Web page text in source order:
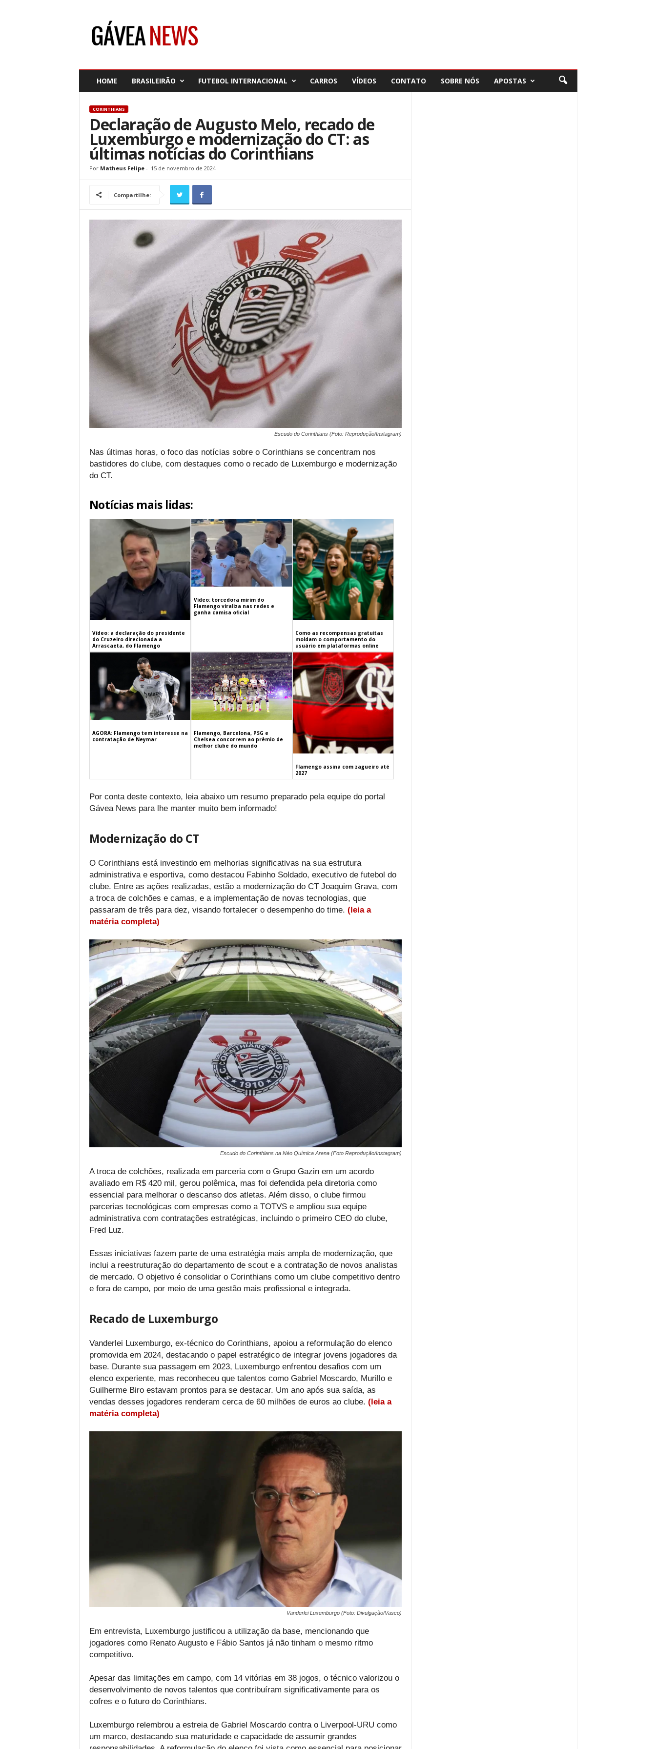
HOME BRASILEIRÃO FUTEBOL INTERNACIONAL CARROS VÍDEOS CONTATO SOBRE NÓS APOSTAS
CORINTHIANS
Declaração de Augusto Melo, recado de
Luxemburgo e modernização do CT: as
últimas notícias do Corinthians
Por Matheus Felipe- 15 de novembro de 2024
Compartilhe:
Escudo do Corinthians (Foto: Reprodução/Instagram)
Nas últimas horas, o foco das notícias sobre o Corinthians se concentram nos
bastidores do clube, com destaques como o recado de Luxemburgo e modernização
do CT.
Notícias mais lidas:
Vídeo: a declaração do presidente
do Cruzeiro direcionada a
Arrascaeta, do Flamengo
Vídeo: torcedora mirim do
Flamengo viraliza nas redes e
ganha camisa oficial
Como as recompensas gratuitas
moldam o comportamento do
usuário em plataformas online
AGORA: Flamengo tem interesse na
contratação de Neymar
Flamengo, Barcelona, PSG e
Chelsea concorrem ao prêmio de
melhor clube do mundo
Flamengo assina com zagueiro até
2027
Por conta deste contexto, leia abaixo um resumo preparado pela equipe do portal
Gávea News para lhe manter muito bem informado!
Modernização do CT
O Corinthians está investindo em melhorias significativas na sua estrutura
administrativa e esportiva, como destacou Fabinho Soldado, executivo de futebol do
clube. Entre as ações realizadas, estão a modernização do CT Joaquim Grava, com
a troca de colchões e camas, e a implementação de novas tecnologias, que
passaram de três para dez, visando fortalecer o desempenho do time. (leia a
matéria completa)
Escudo do Corinthians na Néo Química Arena (Foto Reprodução/Instagram)
A troca de colchões, realizada em parceria com o Grupo Gazin em um acordo
avaliado em R$ 420 mil, gerou polêmica, mas foi defendida pela diretoria como
essencial para melhorar o descanso dos atletas. Além disso, o clube firmou
parcerias tecnológicas com empresas como a TOTVS e ampliou sua equipe
administrativa com contratações estratégicas, incluindo o primeiro CEO do clube,
Fred Luz.
Essas iniciativas fazem parte de uma estratégia mais ampla de modernização, que
inclui a reestruturação do departamento de scout e a contratação de novos analistas
de mercado. O objetivo é consolidar o Corinthians como um clube competitivo dentro
e fora de campo, por meio de uma gestão mais profissional e integrada.
Recado de Luxemburgo
Vanderlei Luxemburgo, ex-técnico do Corinthians, apoiou a reformulação do elenco
promovida em 2024, destacando o papel estratégico de integrar jovens jogadores da
base. Durante sua passagem em 2023, Luxemburgo enfrentou desafios com um
elenco experiente, mas reconheceu que talentos como Gabriel Moscardo, Murillo e
Guilherme Biro estavam prontos para se destacar. Um ano após sua saída, as
vendas desses jogadores renderam cerca de 60 milhões de euros ao clube. (leia a
matéria completa)
Vanderlei Luxemburgo (Foto: Divulgação/Vasco)
Em entrevista, Luxemburgo justificou a utilização da base, mencionando que
jogadores como Renato Augusto e Fábio Santos já não tinham o mesmo ritmo
competitivo.
Apesar das limitações em campo, com 14 vitórias em 38 jogos, o técnico valorizou o
desenvolvimento de novos talentos que contribuíram significativamente para os
cofres e o futuro do Corinthians.
Luxemburgo relembrou a estreia de Gabriel Moscardo contra o Liverpool-URU como
um marco, destacando sua maturidade e capacidade de assumir grandes